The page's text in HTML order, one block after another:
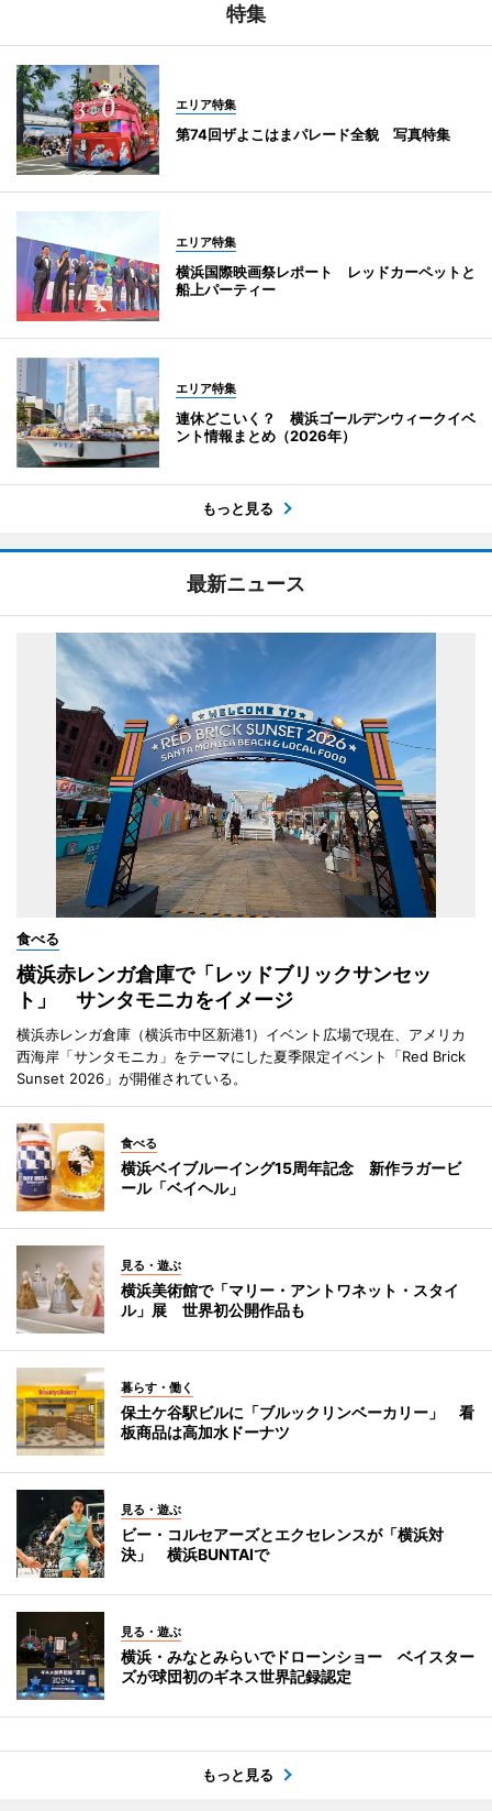
特集
エリア特集
第74回ザよこはまパレード全貌 写真特集
エリア特集
横浜国際映画祭レポート レッドカーペットと
船上パーティー
エリア特集
連休どこいく？ 横浜ゴールデンウィークイベ
ント情報まとめ（2026年）
もっと見る
最新ニュース
食べる
横浜赤レンガ倉庫で「レッドブリックサンセッ
ト」 サンタモニカをイメージ
横浜赤レンガ倉庫（横浜市中区新港1）イベント広場で現在、アメリカ
西海岸「サンタモニカ」をテーマにした夏季限定イベント「Red Brick
Sunset 2026」が開催されている。
食べる
横浜ベイブルーイング15周年記念 新作ラガービ
ール「ベイヘル」
見る・遊ぶ
横浜美術館で「マリー・アントワネット・スタイ
ル」展 世界初公開作品も
暮らす・働く
保土ケ谷駅ビルに「ブルックリンベーカリー」 看
板商品は高加水ドーナツ
見る・遊ぶ
ビー・コルセアーズとエクセレンスが「横浜対
決」 横浜BUNTAIで
見る・遊ぶ
横浜・みなとみらいでドローンショー ベイスター
ズが球団初のギネス世界記録認定
もっと見る